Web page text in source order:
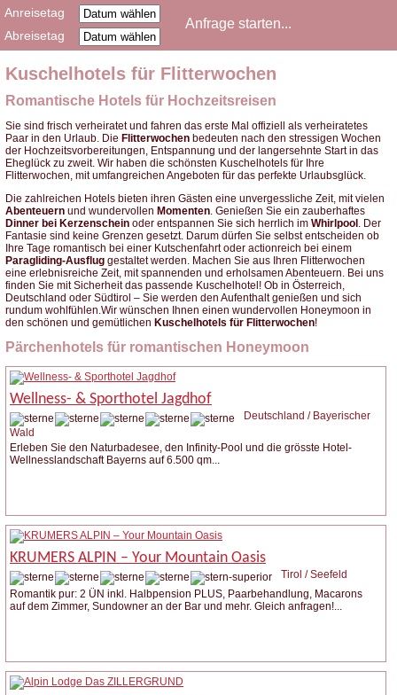
Anreisetag
Abreisetag
Kuschelhotels für Flitterwochen
Romantische Hotels für Hochzeitsreisen
Sie sind frisch verheiratet und fahren das erste Mal offiziell als verheiratetes
Paar in den Urlaub. Die Flitterwochen bedeuten nach den stressigen Wochen
der Hochzeitsvorbereitungen, Entspannung und der langersehnte Start in das
Eheglück zu zweit. Wir haben die schönsten Kuschelhotels für Ihre
Flitterwochen, mit umfangreichen Angeboten für das perfekte Urlaubsglück.
Die zahlreichen Hotels bieten ihren Gästen eine unvergessliche Zeit, mit vielen
Abenteuern und wundervollen Momenten. Genießen Sie ein zauberhaftes
Dinner bei Kerzenschein oder entspannen Sie sich herrlich im Whirlpool . Der
Fantasie sind keine Grenzen gesetzt. Darum dürfen Sie selbst entscheiden ob
Ihre Tage romantisch bei einer Kutschenfahrt oder actionreich bei einem
Paragliding-Ausflug gestaltet werden. Machen Sie aus Ihren Flitterwochen
eine erlebnisreiche Zeit, mit spannenden und erholsamen Abenteuern. Bei uns
finden Sie mit Sicherheit das passende Kuschelhotel! Ob in Österreich,
Deutschland oder Südtirol – Sie werden den Aufenthalt genießen und sich
rundum wohlfühlen.Wir wünschen Ihnen einen wundervollen Honeymoon in
den schönen und gemütlichen Kuschelhotels für Flitterwochen!
Pärchenhotels für romantischen Honeymoon
Wellness- & Sporthotel Jagdhof
Deutschland / Bayerischer
Wald
Erleben Sie den Naturbadesee, den Infinity-Pool und die grösste Hotel-
Wellnesslandschaft Bayerns auf 6.500 qm...
KRUMERS ALPIN – Your Mountain Oasis
Tirol / Seefeld
Romantik pur: 2 ÜN inkl. Halbpension PLUS, Paarbehandlung, Macarons
auf dem Zimmer, Sundowner an der Bar und mehr. Gleich anfragen!...